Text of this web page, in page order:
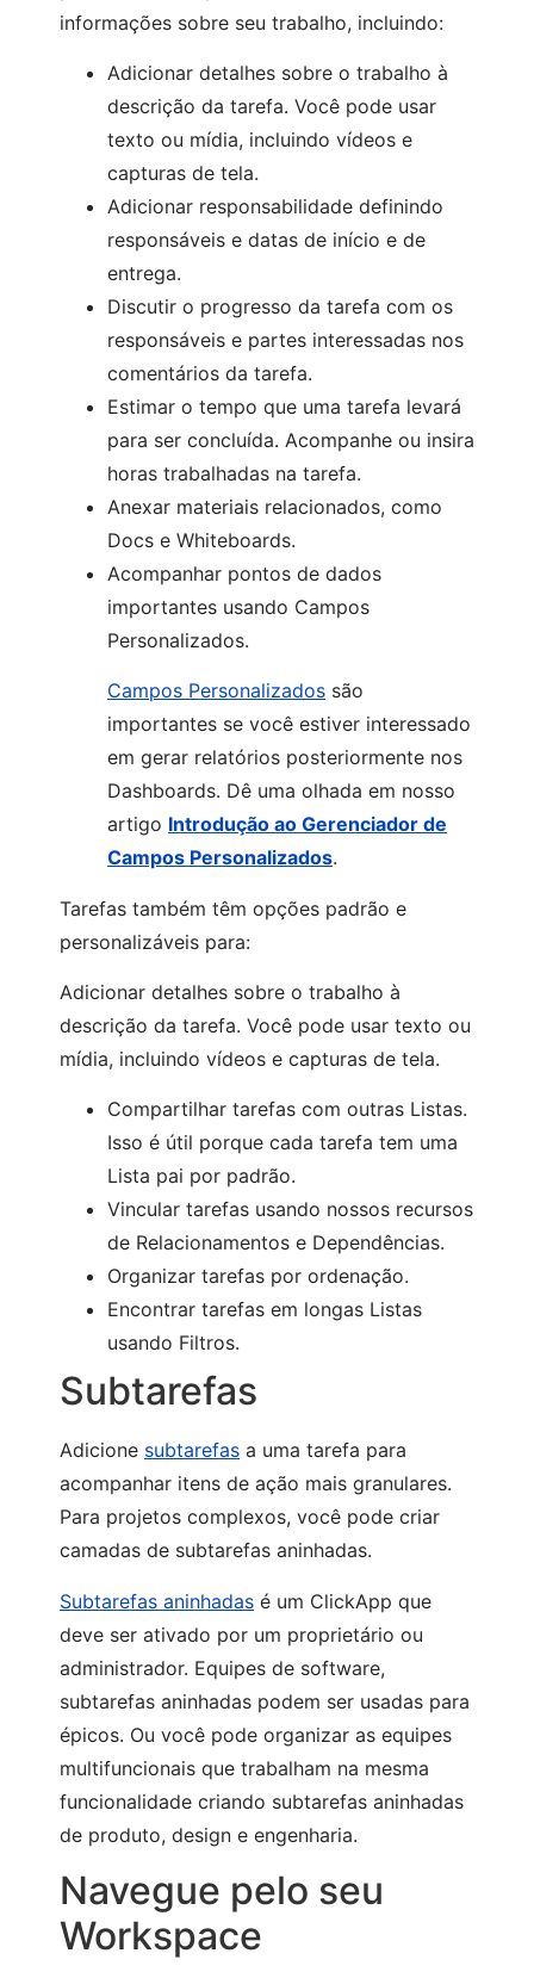
informações sobre seu trabalho, incluindo:
Adicionar detalhes sobre o trabalho à
descrição da tarefa. Você pode usar
texto ou mídia, incluindo vídeos e
capturas de tela.
Adicionar responsabilidade definindo
responsáveis e datas de início e de
entrega.
Discutir o progresso da tarefa com os
responsáveis e partes interessadas nos
comentários da tarefa.
Estimar o tempo que uma tarefa levará
para ser concluída. Acompanhe ou insira
horas trabalhadas na tarefa.
Anexar materiais relacionados, como
Docs e Whiteboards.
Acompanhar pontos de dados
importantes usando Campos
Personalizados.
Campos Personalizados são
importantes se você estiver interessado
em gerar relatórios posteriormente nos
Dashboards. Dê uma olhada em nosso
artigo Introdução ao Gerenciador de
Campos Personalizados.
Tarefas também têm opções padrão e
personalizáveis para:
Adicionar detalhes sobre o trabalho à
descrição da tarefa. Você pode usar texto ou
mídia, incluindo vídeos e capturas de tela.
Compartilhar tarefas com outras Listas.
Isso é útil porque cada tarefa tem uma
Lista pai por padrão.
Vincular tarefas usando nossos recursos
de Relacionamentos e Dependências.
Organizar tarefas por ordenação.
Encontrar tarefas em longas Listas
usando Filtros.
Subtarefas
Adicione subtarefas a uma tarefa para
acompanhar itens de ação mais granulares.
Para projetos complexos, você pode criar
camadas de subtarefas aninhadas.
Subtarefas aninhadas é um ClickApp que
deve ser ativado por um proprietário ou
administrador. Equipes de software,
subtarefas aninhadas podem ser usadas para
épicos. Ou você pode organizar as equipes
multifuncionais que trabalham na mesma
funcionalidade criando subtarefas aninhadas
de produto, design e engenharia.
Navegue pelo seu
Workspace